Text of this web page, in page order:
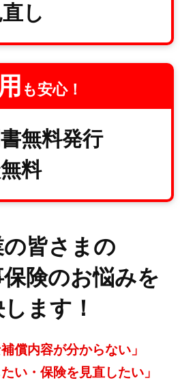
し
も安心！
無料発行
料
皆さまの
険のお悩みを
ます！
償内容が分からない」
い・保険を見直したい」